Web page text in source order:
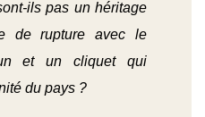
ils pas un héritage
de rupture avec le
et un cliquet qui
du pays ?